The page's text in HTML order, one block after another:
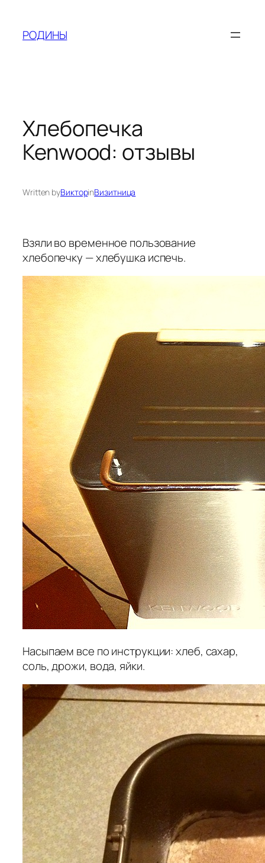
content
РОДИНЫ
Хлебопечка
Kenwood: отзывы
Written byВикторinВизитница
Взяли во временное пользование
хлебопечку — хлебушка испечь.
Насыпаем все по инструкции: хлеб, сахар,
соль, дрожи, вода, яйки.